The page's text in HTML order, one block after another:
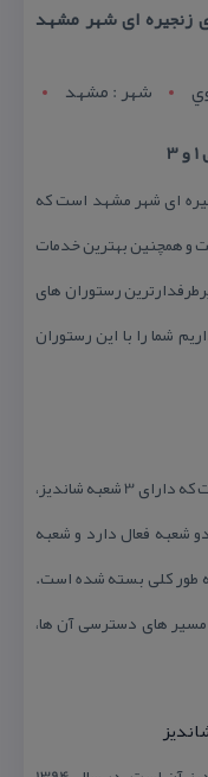
زنجیره ای شهر مشهد
شهر : مشهد
ای شهر مشهد است كه
و همچنین بهترین خدمات
رستوران های
شما را با این رستوران
یكی از بزرگترین رستوران های شهر مشهد است كه دارای 3 شعبه شاندیز،
شعبه فعال دارد و شعبه
شهریور آن نیز به طور كلی بسته شده است.
مسیر های دسترسی آن ها،